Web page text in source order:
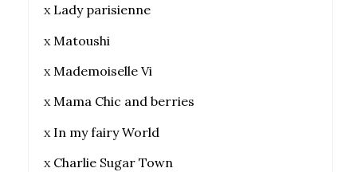
x Lady parisienne
x Matoushi
x Mademoiselle Vi
xMama Chic and berries
x In my fairy World
x Charlie Sugar Town